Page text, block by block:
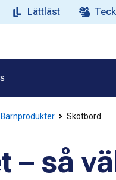
Lättläst
Barnprodukter Skötbord
– så